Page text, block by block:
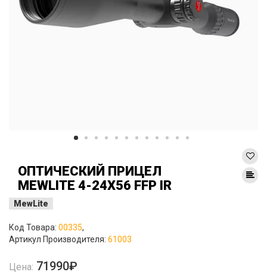
ОПТИЧЕСКИЙ ПРИЦЕЛ
MEWLITE 4-24X56 FFP IR
MewLite
Код Товара: 00335,
Артикул Производителя: 61003
Цена: 71990₽